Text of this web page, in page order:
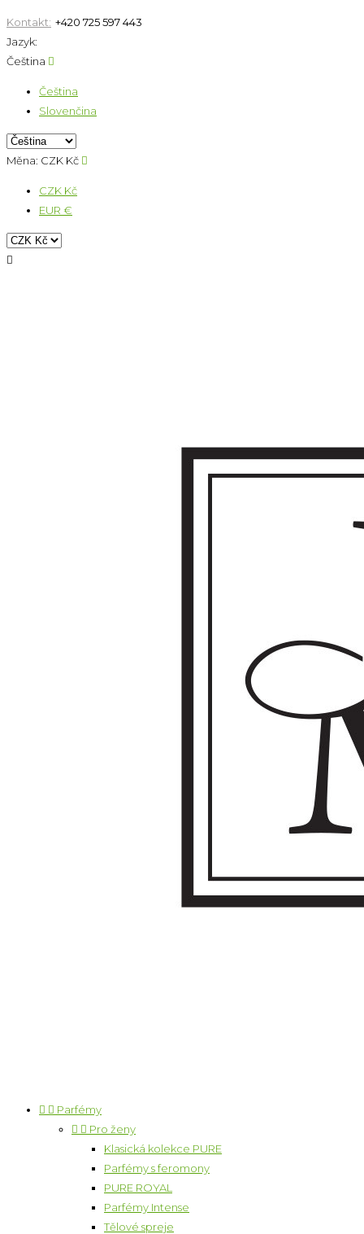
Kontakt: +420 725 597 443
Jazyk:
Čeština 
Čeština
Slovenčina
Měna: CZK Kč 
CZK Kč
EUR €

  Parfémy
  Pro ženy
Klasická kolekce PURE
Parfémy s feromony
PURE ROYAL
Parfémy Intense
Tělové spreje